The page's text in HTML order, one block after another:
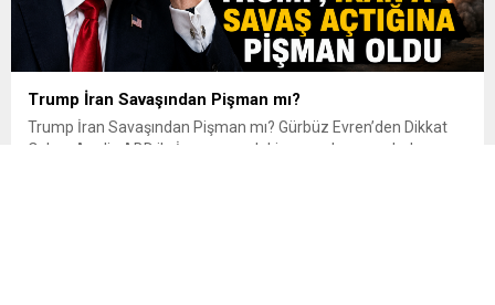
Trump İran Savaşından Pişman mı?
Trump İran Savaşından Pişman mı? Gürbüz Evren’den Dikkat
Çeken Analiz ABD ile İran arasındaki savaş devam ederken,